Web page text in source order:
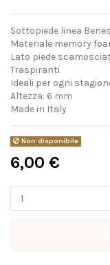
Sottopiede linea
Materiale memory
Lato piede
Traspiranti
Ideali per ogni
Altezza: 6 mm
Made in Italy
Non disponibile
6,00 €